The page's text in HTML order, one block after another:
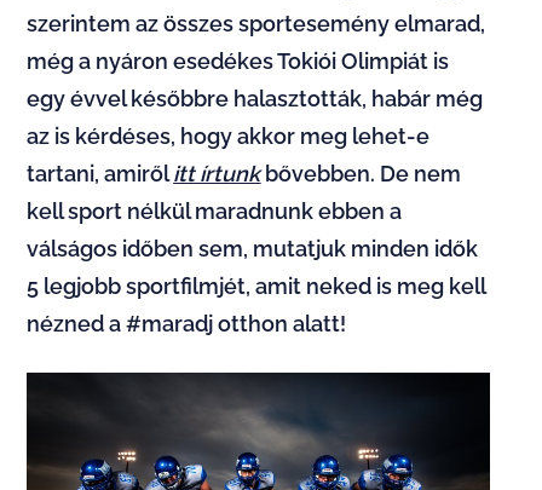
szerintem az összes sportesemény elmarad,
még a nyáron esedékes Tokiói Olimpiát is
egy évvel későbbre halasztották, habár még
az is kérdéses, hogy akkor meg lehet-e
tartani, amirőlitt írtunkbővebben. De nem
kell sport nélkül maradnunk ebben a
válságos időben sem, mutatjuk minden idők
5 legjobb sportfilmjét, amit neked is meg kell
nézned a #maradj otthon alatt!